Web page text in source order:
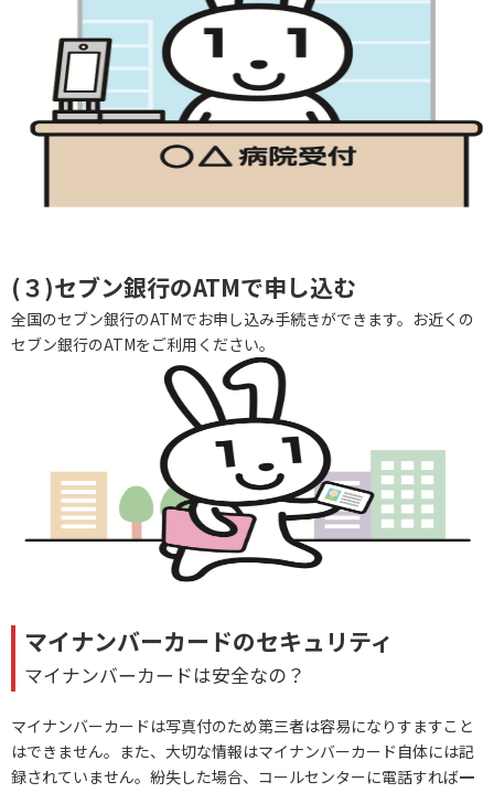
(３)セブン銀行のATMで申し込む
全国のセブン銀行のATMでお申し込み手続きができます。お近くの
セブン銀行のATMをご利用ください。
マイナンバーカードのセキュリティ
マイナンバーカードは安全なの？
マイナンバーカードは写真付のため第三者は容易になりすますこと
はできません。また、大切な情報はマイナンバーカード自体には記
録されていません。紛失した場合、コールセンターに電話すれば一